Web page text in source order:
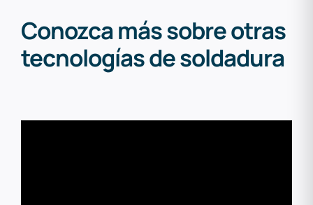
Conozca más sobre otras
tecnologías de soldadura